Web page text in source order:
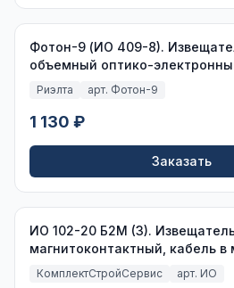
Фотон-9 (ИО 409-8).
объемный оптико-
Риэлта арт. Фотон-9
1 130 ₽
Заказать
ИО 102-20 Б2М (3).
магнитоконтактный, кабель в
КомплектСтройСервис арт. ИО